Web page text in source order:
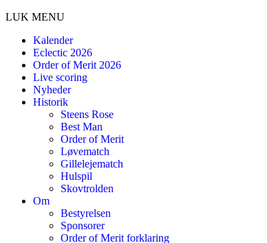
LUK MENU
Kalender
Eclectic 2026
Order of Merit 2026
Live scoring
Nyheder
Historik
Steens Rose
Best Man
Order of Merit
Løvematch
Gillelejematch
Hulspil
Skovtrolden
Om
Bestyrelsen
Sponsorer
Order of Merit forklaring